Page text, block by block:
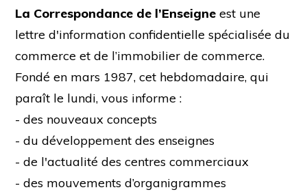
La Correspondance de l’Enseigne est une
lettre d'information confidentielle spécialisée du
commerce et de l’immobilier de commerce.
Fondé en mars 1987, cet hebdomadaire, qui
paraît le lundi, vous informe :
- des nouveaux concepts
- du développement des enseignes
- de l'actualité des centres commerciaux
- des mouvements d’organigrammes